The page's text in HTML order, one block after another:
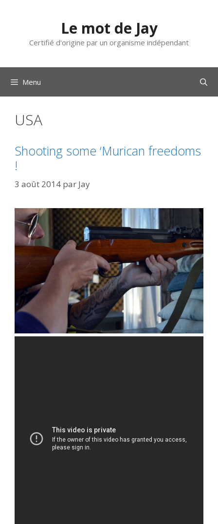
Le mot de Jay
Certifié d'origine par un organisme indépendant
Menu
USA
Shooting some ‘Murican freedoms
!
3 août 2014 par Jay